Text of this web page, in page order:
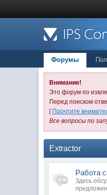
Форумы
Внимание!
Это форум по
Перед поиском
[ Прочтите
Все вопросы по
Extractor
Работа
Здесь